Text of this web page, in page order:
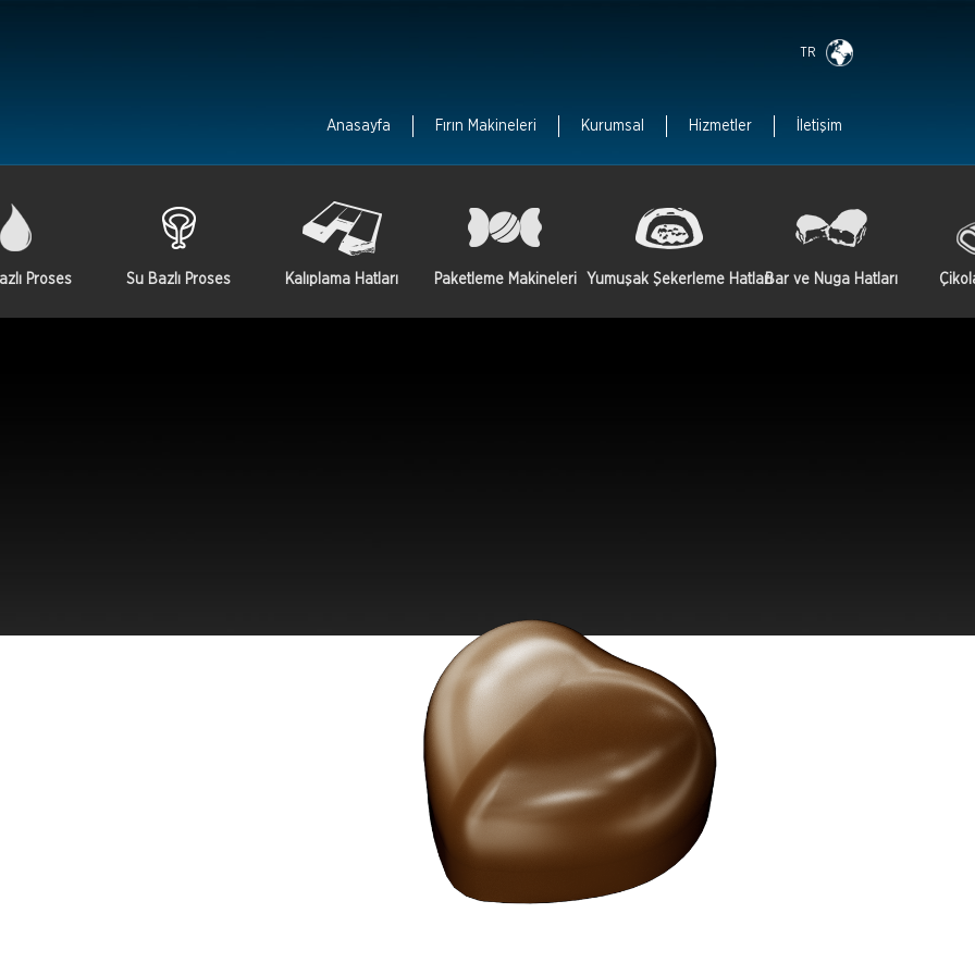
TR
Anasayfa Fırın Makineleri Kurumsal Hizmetler İletişim
Proses Su Bazlı Proses Kalıplama Hatları Paketleme Makineleri Yumuşak Şekerleme HatlarıBar ve Nuga Hatları